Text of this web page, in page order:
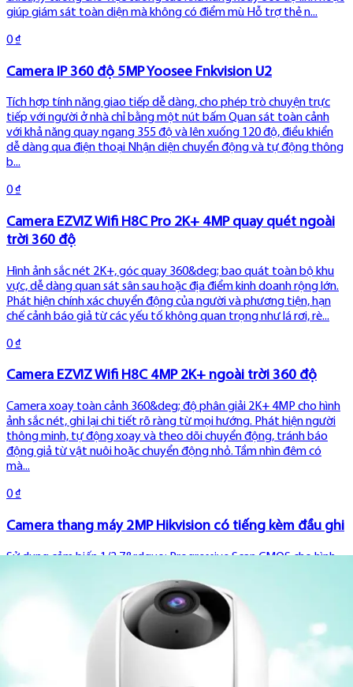
giúp giám sát toàn diện mà không có điểm mù Hỗ trợ thẻ n...
0 ₫
Camera IP 360 độ 5MP Yoosee Fnkvision U2
Tích hợp tính năng giao tiếp dễ dàng, cho phép trò chuyện trực
tiếp với người ở nhà chỉ bằng một nút bấm Quan sát toàn cảnh
với khả năng quay ngang 355 độ và lên xuống 120 độ, điều khiển
dễ dàng qua điện thoại Nhận diện chuyển động và tự động thông
b...
0 ₫
Camera EZVIZ Wifi H8C Pro 2K+ 4MP quay quét ngoài
trời 360 độ
Hình ảnh sắc nét 2K+, góc quay 360&deg; bao quát toàn bộ khu
vực, dễ dàng quan sát sân sau hoặc địa điểm kinh doanh rộng lớn.
Phát hiện chính xác chuyển động của người và phương tiện, hạn
chế cảnh báo giả từ các yếu tố không quan trọng như lá rơi, rè...
0 ₫
Camera EZVIZ Wifi H8C 4MP 2K+ ngoài trời 360 độ
Camera xoay toàn cảnh 360&deg; độ phân giải 2K+ 4MP cho hình
ảnh sắc nét, ghi lại chi tiết rõ ràng từ mọi hướng. Phát hiện người
thông minh, tự động xoay và theo dõi chuyển động, tránh báo
động giả từ vật nuôi hoặc chuyển động nhỏ. Tầm nhìn đêm có
mà...
0 ₫
Camera thang máy 2MP Hikvision có tiếng kèm đầu ghi
Sử dụng cảm biến 1/2.7&rdquo; Progressive Scan CMOS cho hình
1920 x 1080 @ 25fps Thiết kế chịu nước và bụi tiêu chuẩn IP67, IK10
bảo vệ camera khỏi các yếu tố môi trường Hỗ trợ thu âm...